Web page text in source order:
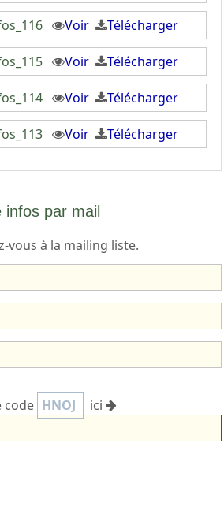
Voir Télécharger
Voir Télécharger
Voir Télécharger
Voir Télécharger
par mail
vous à la mailing liste.
code HNOJ ici
C
d